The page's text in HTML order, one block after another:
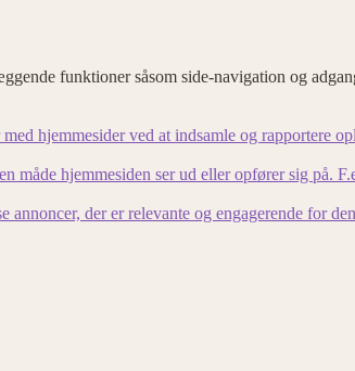
funktioner såsom side-navigation og
hjemmesider ved at indsamle og rapportere
hjemmesiden ser ud eller opfører sig på.
der er relevante og engagerende for